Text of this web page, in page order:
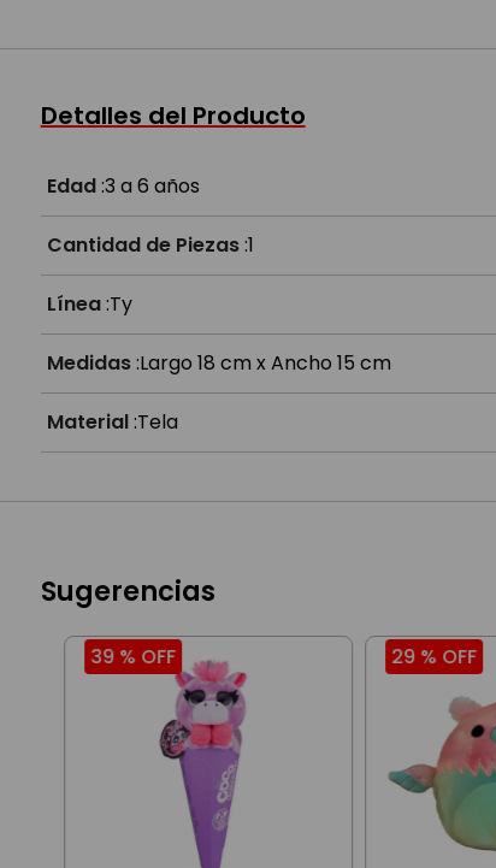
Detalles del Producto
Edad:3 a 6 años
Cantidad de Piezas:1
Línea:Ty
Medidas:Largo 18 cm x Ancho 15 cm
Material:Tela
Sugerencias
39 % OFF 29 % OFF